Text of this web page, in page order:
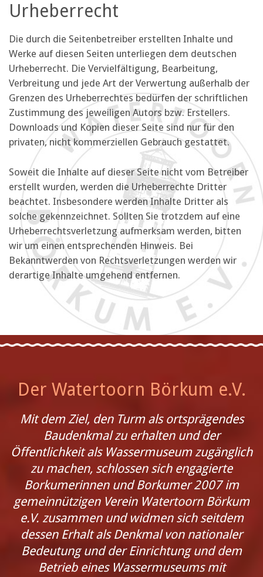
Urheberrecht
Die durch die Seitenbetreiber erstellten Inhalte und
Werke auf diesen Seiten unterliegen dem deutschen
Urheberrecht. Die Vervielfältigung, Bearbeitung,
Verbreitung und jede Art der Verwertung außerhalb der
Grenzen des Urheberrechtes bedürfen der schriftlichen
Zustimmung des jeweiligen Autors bzw. Erstellers.
Downloads und Kopien dieser Seite sind nur für den
privaten, nicht kommerziellen Gebrauch gestattet.
Soweit die Inhalte auf dieser Seite nicht vom Betreiber
erstellt wurden, werden die Urheberrechte Dritter
beachtet. Insbesondere werden Inhalte Dritter als
solche gekennzeichnet. Sollten Sie trotzdem auf eine
Urheberrechtsverletzung aufmerksam werden, bitten
wir um einen entsprechenden Hinweis. Bei
Bekanntwerden von Rechtsverletzungen werden wir
derartige Inhalte umgehend entfernen.
Der Watertoorn Börkum e.V.
Mit dem Ziel, den Turm als ortsprägendes
Baudenkmal zu erhalten und der
Öffentlichkeit als Wassermuseum zugänglich
zu machen, schlossen sich engagierte
Borkumerinnen und Borkumer 2007 im
gemeinnützigen Verein Watertoorn Börkum
e.V. zusammen und widmen sich seitdem
dessen Erhalt als Denkmal von nationaler
Bedeutung und der Einrichtung und dem
Betrieb eines Wassermuseums mit